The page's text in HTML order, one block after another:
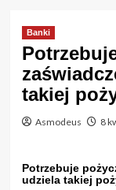
Banki
takiej
Asmodeus 8
Potrzebuje
udziela takiej